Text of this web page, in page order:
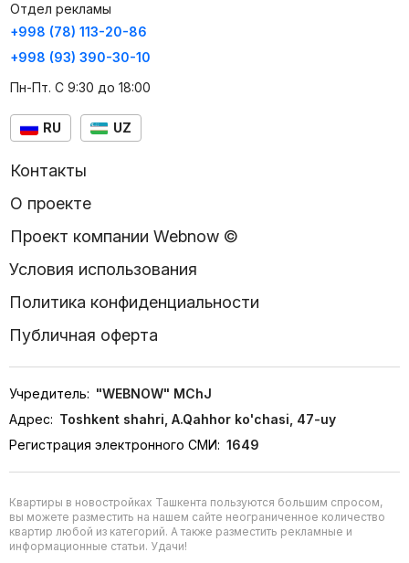
Отдел рекламы
+998 (78) 113-20-86
+998 (93) 390-30-10
Пн-Пт. С 9:30 до 18:00
RU UZ
Контакты
О проекте
Проект компании Webnow ©
Условия использования
Политика конфиденциальности
Публичная оферта
Учредитель: "WEBNOW" MChJ
Адрес: Toshkent shahri, A.Qahhor ko'chasi, 47-uy
Регистрация электронного СМИ: 1649
Квартиры в новостройках Ташкента пользуются большим спросом,
вы можете разместить на нашем сайте неограниченное количество
квартир любой из категорий. А также разместить рекламные и
информационные статьи. Удачи!